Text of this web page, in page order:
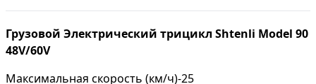
Грузовой Электрический трицикл Shtenli Model 90
48V/60V
Максимальная скорость (км/ч)-25